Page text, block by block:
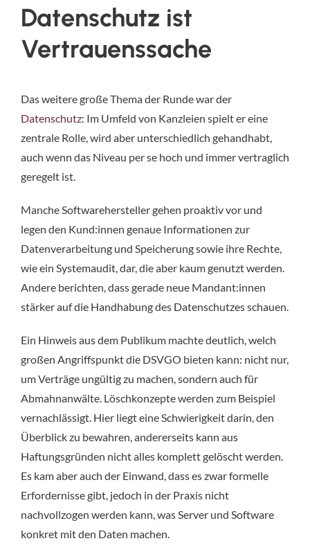
Datenschutz ist
Vertrauenssache
Das weitere große Thema der Runde war der
Datenschutz: Im Umfeld von Kanzleien spielt er eine
zentrale Rolle, wird aber unterschiedlich gehandhabt,
auch wenn das Niveau per se hoch und immer vertraglich
geregelt ist.
Manche Softwarehersteller gehen proaktiv vor und
legen den Kund:innen genaue Informationen zur
Datenverarbeitung und Speicherung sowie ihre Rechte,
wie ein Systemaudit, dar, die aber kaum genutzt werden.
Andere berichten, dass gerade neue Mandant:innen
stärker auf die Handhabung des Datenschutzes schauen.
Ein Hinweis aus dem Publikum machte deutlich, welch
großen Angriffspunkt die DSVGO bieten kann: nicht nur,
um Verträge ungültig zu machen, sondern auch für
Abmahnanwälte. Löschkonzepte werden zum Beispiel
vernachlässigt. Hier liegt eine Schwierigkeit darin, den
Überblick zu bewahren, andererseits kann aus
Haftungsgründen nicht alles komplett gelöscht werden.
Es kam aber auch der Einwand, dass es zwar formelle
Erfordernisse gibt, jedoch in der Praxis nicht
nachvollzogen werden kann, was Server und Software
konkret mit den Daten machen.